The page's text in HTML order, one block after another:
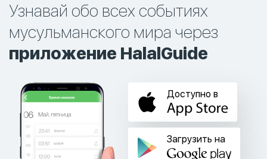
Узнавай обо всех событиях
мусульманского мира через
приложение HalalGuide
Доступно в
Загрузить на